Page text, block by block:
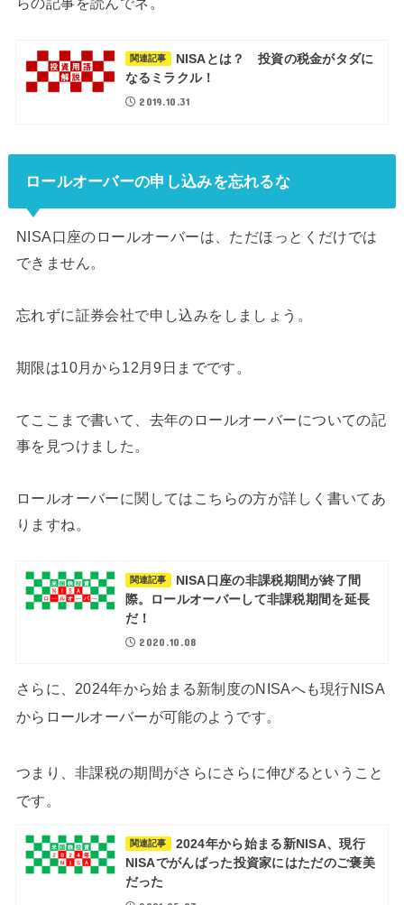
関連記事
NISAとは？ 投資の税金がタダに
なるミラクル！
2019.10.31
ロールオーバーの申し込みを忘れるな
NISA口座のロールオーバーは、ただほっとくだけでは
できません。
忘れずに証券会社で申し込みをしましょう。
期限は10月から12月9日までです。
てここまで書いて、去年のロールオーバーについての記
事を見つけました。
ロールオーバーに関してはこちらの方が詳しく書いてあ
りますね。
関連記事
NISA口座の非課税期間が終了間
際。ロールオーバーして非課税期間を延長
だ！
2020.10.08
さらに、2024年から始まる新制度のNISAへも現行NISA
からロールオーバーが可能のようです。
つまり、非課税の期間がさらにさらに伸びるということ
です。
関連記事
2024年から始まる新NISA、現行
NISAでがんばった投資家にはただのご褒美
だった